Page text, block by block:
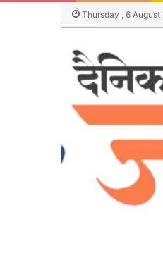
Thursday , 6 August